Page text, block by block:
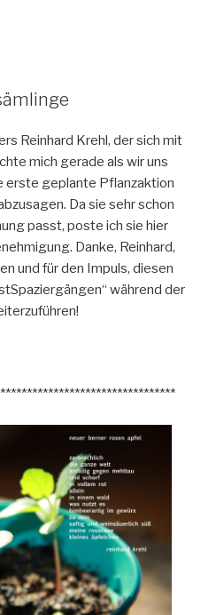
Reinhard Krehl, der sich mit
mich gerade als wir uns
erste geplante Pflanzaktion
Da sie sehr schon
passt, poste ich sie hier
Danke, Reinhard,
und für den Impuls, diesen
während der